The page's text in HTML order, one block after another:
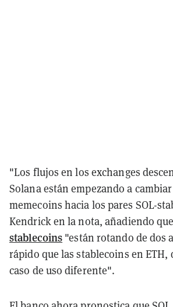
"Los flujos en los exchanges
Solana están empezando a
memecoins hacia los pares SOL-
Kendrick en la nota, añadiendo
stablecoins "están rotando de dos
rápido que las stablecoins en
caso de uso diferente".